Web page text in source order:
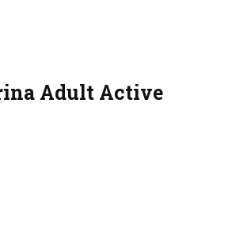
Adult Active